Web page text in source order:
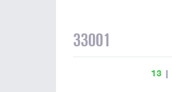
33001
13|